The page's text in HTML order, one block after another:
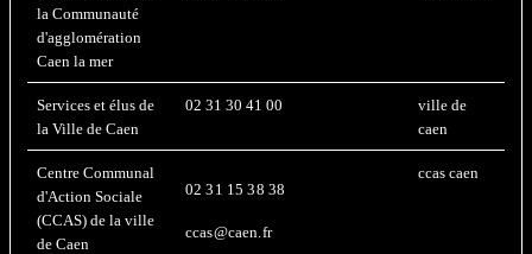
la Communauté
d'agglomération
Caen la mer
Services et élus de
la Ville de Caen
02 31 30 41 00
ville de
caen
Centre Communal
d'Action Sociale
(CCAS) de la ville
de Caen
02 31 15 38 38
ccas@caen.fr
ccas caen